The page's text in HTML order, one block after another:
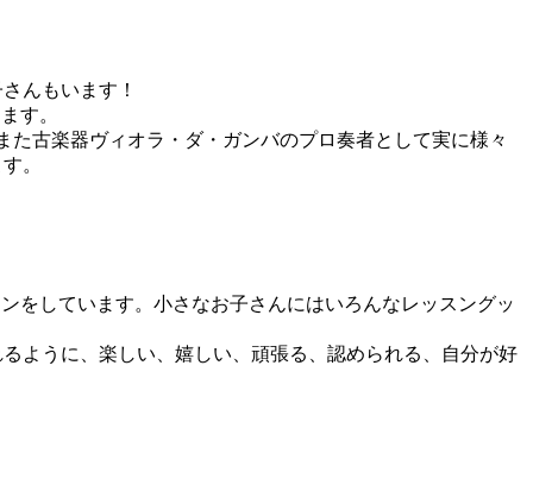
んもいます！
す。
古楽器ヴィオラ・ダ・ガンバのプロ奏者として実に様々
。
をしています。小さなお子さんにはいろんなレッスングッ
ように、楽しい、嬉しい、頑張る、認められる、自分が好